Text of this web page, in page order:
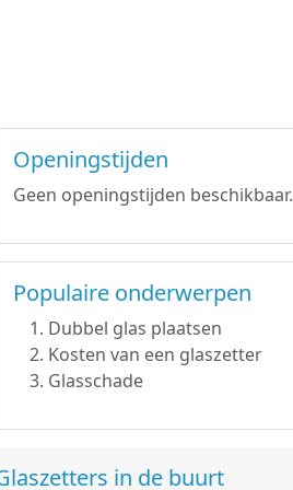
Openingstijden
Geen openingstijden beschikbaar.
Populaire onderwerpen
Dubbel glas plaatsen
Kosten van een glaszetter
Glasschade
in de buurt